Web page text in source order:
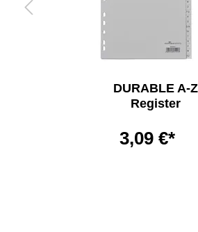
DURABLE A-Z
Register
3,09 €*